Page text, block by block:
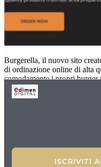
Burgerella, il nuovo sito
di ordinazione online di alta
comodamente i propri burger
ISCRIVITI